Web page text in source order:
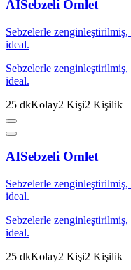
AISebzeli Omlet
Sebzelerle
ideal.
Sebzelerle
ideal.
25 dkKolay2 Kişi2 Kişilik
AISebzeli Omlet
Sebzelerle
ideal.
Sebzelerle
ideal.
25 dkKolay2 Kişi2 Kişilik